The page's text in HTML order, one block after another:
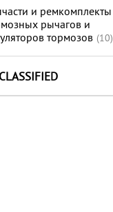
и ремкомплекты
рычагов и
тормозов (10)